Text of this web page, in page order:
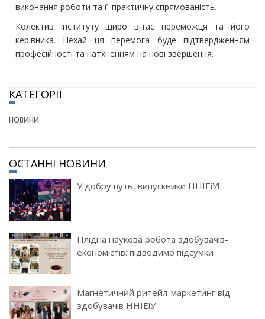
виконання роботи та її практичну спрямованість.
Колектив інституту щиро вітає переможця та його
керівника. Нехай ця перемога буде підтвердженням
професійності та натхненням на нові звершення.
КАТЕГОРІЇ
НОВИНИ
ОСТАННІ НОВИНИ
У добру путь, випускники ННІЕіУ!
Плідна наукова робота здобувачів-
економістів: підводимо підсумки
Магнетичний ритейл-маркетинг від
здобувачів ННІЕіУ